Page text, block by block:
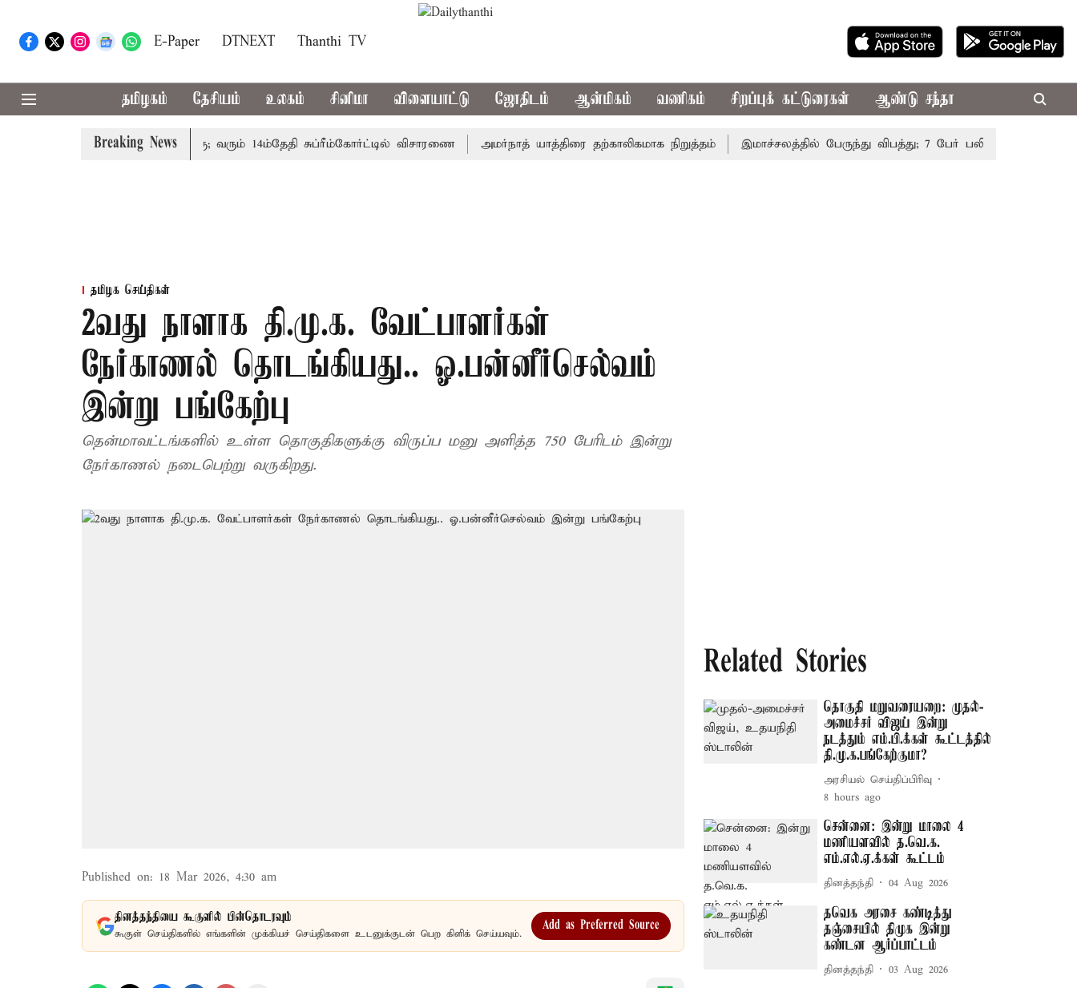
E-Paper DTNEXT Thanthi TV
தமிழகம் தேசியம் உலகம் சினிமா விளையாட்டு ஜோதிடம் ஆன்மிகம் வணிகம் சிறப்புக் கட்டுரைகள் ஆண்டு சந்தா
Breaking News
அரசுப்பணி வழக்கு; வரும் 14ம்தேதி சுப்ரீம்கோர்ட்டில் விசாரணை அமர்நாத் யாத்திரை தற்காலிகமாக நிறுத்தம் இமாச்சலத்தில் பேருந்து விபத்து; 7 பேர் பலி - பிரதமர் மோடி
தமிழக செய்திகள்
2வது நாளாக தி.மு.க. வேட்பாளர்கள்
நேர்காணல் தொடங்கியது.. ஓ.பன்னீர்செல்வம்
இன்று பங்கேற்பு
தென்மாவட்டங்களில் உள்ள தொகுதிகளுக்கு விருப்ப மனு அளித்த 750 பேரிடம் இன்று
நேர்காணல் நடைபெற்று வருகிறது.
Published on: 18 Mar 2026, 4:30 am
தினத்தந்தியை கூகுளில் பின்தொடரவும்
கூகுள் செய்திகளில் எங்களின் முக்கியச் செய்திகளை உடனுக்குடன் பெற கிளிக் செய்யவும்.
Add as Preferred Source
Related Stories
தொகுதி மறுவரையறை: முதல்-
அமைச்சர் விஜய் இன்று
நடத்தும் எம்.பி.க்கள் கூட்டத்தில்
தி.மு.க.பங்கேற்குமா?
அரசியல் செய்திப்பிரிவு
8 hours ago
சென்னை: இன்று மாலை 4
மணியளவில் த.வெ.க.
எம்.எல்.ஏ.க்கள் கூட்டம்
தினத்தந்தி 04 Aug 2026
தவெக அரசை கண்டித்து
தஞ்சையில் திமுக இன்று
கண்டன ஆர்ப்பாட்டம்
தினத்தந்தி 03 Aug 2026